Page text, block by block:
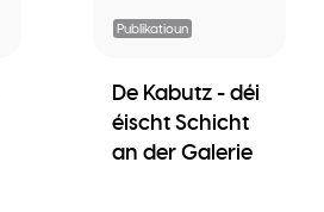
Publikatioun
De Kabutz - déi
éischt Schicht
an der Galerie